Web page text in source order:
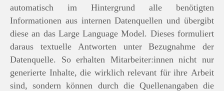
automatisch im Hintergrund alle benötigten
Informationen aus internen Datenquellen und übergibt
diese an das Large Language Model. Dieses formuliert
daraus textuelle Antworten unter Bezugnahme der
Datenquelle. So erhalten Mitarbeiter:innen nicht nur
generierte Inhalte, die wirklich relevant für ihre Arbeit
sind, sondern können durch die Quellenangaben die